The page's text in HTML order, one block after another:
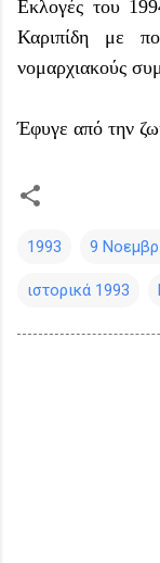
Εκλογές του
Καριπίδη με
νομαρχιακούς
Έφυγε από την
1993 9
ιστορικά 1993